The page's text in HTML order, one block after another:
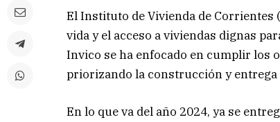
El Instituto de Vivienda de
vida y el acceso a viviendas dignas
Invico se ha enfocado en cumplir los
priorizando la construcción y entrega
En lo que va del año 2024, ya se